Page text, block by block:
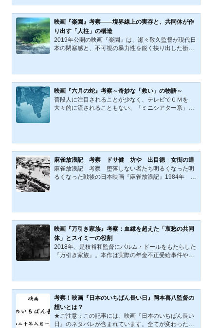
は、そんな映画「KOTOKO」について、考察をメイン
に書いていきたいと思う。そのCoccoが主演した映画
があることをご存じだろうか。その映画の名前は「K
OTOKO」。Coccoの世界観を元...
映画『楽園』考察――境界線上の実存と、共同体が作
り出す「人柱」の構造
2019年公開の映画『楽園』は、瀬々敬久監督が現代日
本の閉塞感と、不可視の暴力性を鋭く抉り出した衝撃
フカの『城』における「K」のごとき異邦人として描
かれる豪士、共同体から追放された善次郎、そして喪
失を背負う紡の三人に着目。彼らが直面する「村社会
の掟」と実存の不条理を、哲学・社会学的視点から解
剖する。また、物語のモチーフとなった実在の凄惨な
映画『六月の蛇』考察～奇妙な「救い」の物語～
普段人に注目されることが少なく、テレビでＣＭを
大々的に流されることもない、「ミニシアター系」と
掴んで離さない。 では、今作の内容や魅力について、
存分に語っていこう。映画『六月の蛇』チラシ表面映
画『六月の蛇』チラシ裏面（英語表記）青色のフィル
麻雀放浪記 考察 ドサ健 坊や 出目徳 女衒の達
麻雀放浪記 考察 堕落しない者たち明るくなった明
るくなった戦後の日本映画『麻雀放浪記』1984年 監
犠牲となった家族を想う人がいただろう。そのような
戦後日本の焼け野原に建てられた粗末で不衛生な建物
に集まる者達がいる。学校に戻らず放浪している坊や
哲。軍人だった坊や哲の...
映画『万引き家族』考察：血縁を超えた「哀愁の共同
体」とスイミーの役割
2018年、是枝裕和監督にパルム・ドールをもたらした
『万引き家族』。本作は実際の年金不正受給事件や児
ラ演じる信代の「拾った」という言葉に象徴される社
会の外側の論理を徹底考察する。レオ・レオニの絵本
『スイミー』が暗示する役割論や、ラストシーンで逃
げ続けた父・治が見せた「追う姿」から、是枝監督が
問い続ける「真の父性」と「家族の本質」を紐解いて
いく。映画『万引き家族』概要：カンヌが認めた「社
考察！映画『日本のいちばん長い日』岡本喜八監督の
想いとは？
★ご注意：この記事には、映画『日本のいちばん長い
日』のネタバレが含まれています。全てが変わった19